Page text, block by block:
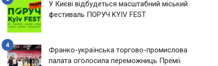
У Києві відбудеться масштабний міський
фестиваль ПОРУЧ KYIV FEST
Франко-українська торгово-промислова
палата оголосила переможниць Премії